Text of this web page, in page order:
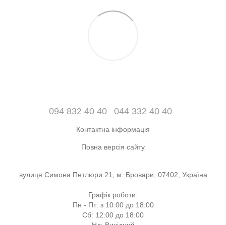
094 832 40 40 044 332 40 40
Контактна інформація
Повна версія сайту
вулиця Симона Петлюри 21, м. Бровари, 07402, Україна
Графік роботи:
Пн - Пт: з 10:00 до 18:00
Сб: 12:00 до 18:00